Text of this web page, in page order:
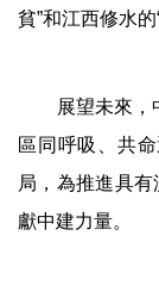
貧”和江西修水
展望未來，中
區同呼吸、共
局，為推進具有
獻中建力量。